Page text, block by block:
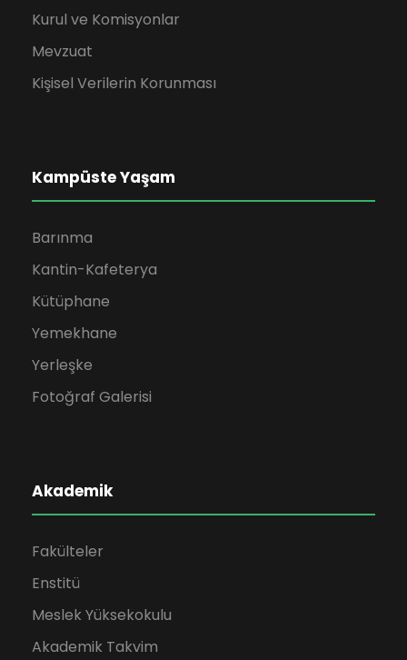
Kurul ve Komisyonlar
Mevzuat
Kişisel Verilerin Korunması
Kampüste Yaşam
Barınma
Kantin-Kafeterya
Kütüphane
Yemekhane
Yerleşke
Fotoğraf Galerisi
Akademik
Fakülteler
Enstitü
Meslek Yüksekokulu
Akademik Takvim